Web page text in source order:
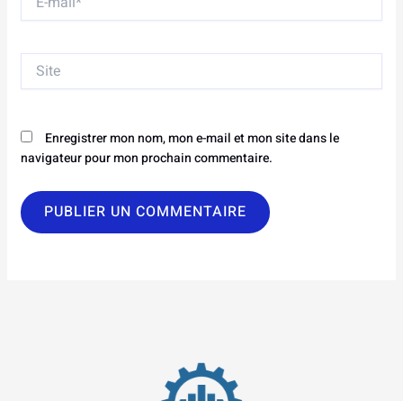
mail*
Site
Enregistrer mon nom, mon e-mail et mon site dans le
navigateur pour mon prochain commentaire.